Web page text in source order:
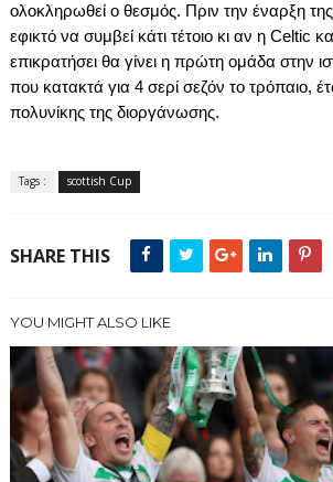
ολοκληρωθεί ο θεσμός. Πριν την έναρξη της
εφικτό να συμβεί κάτι τέτοιο κι αν η Celtic
επικρατήσει θα γίνει η πρώτη ομάδα στην
που κατακτά για 4 σερί σεζόν το τρόπαιο,
πολυνίκης της διοργάνωσης.
Tags : scottish Cup
SHARE THIS
YOU MIGHT ALSO LIKE